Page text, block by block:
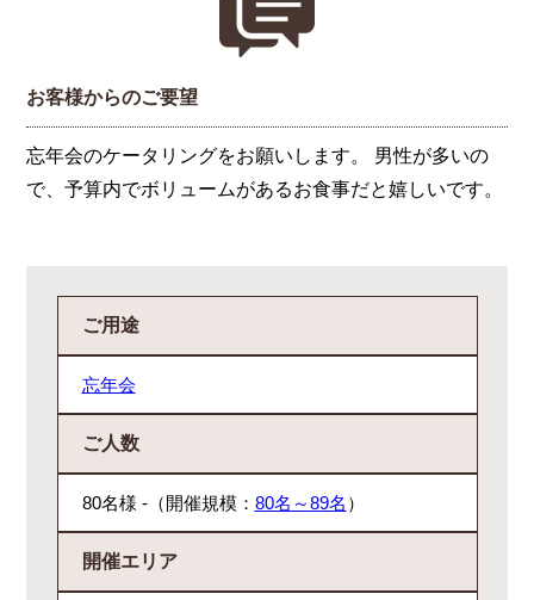
お客様からのご要望
忘年会のケータリングをお願いします。 男性が多いの
で、予算内でボリュームがあるお食事だと嬉しいです。
ご用途
忘年会
ご人数
80名様 -（開催規模： 80名～89名 ）
開催エリア